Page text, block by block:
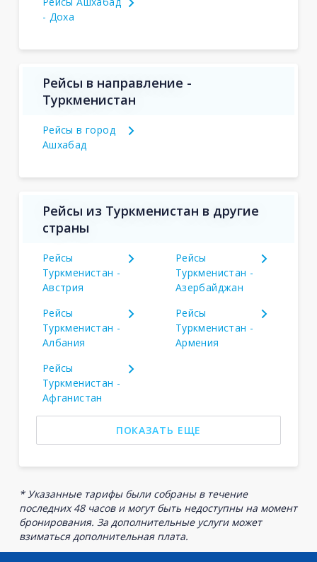
- Доха
Рейсы в направление -
Туркменистан
Рейсы в город
Ашхабад
Рейсы из Туркменистан в другие
страны
Рейсы
Туркменистан -
Австрия
Рейсы
Туркменистан -
Азербайджан
Рейсы
Туркменистан -
Албания
Рейсы
Туркменистан -
Армения
Рейсы
Туркменистан -
Афганистан
ПОКАЗАТЬ ЕЩЕ
* Указанные тарифы были собраны в течение
последних 48 часов и могут быть недоступны на момент
бронирования. За дополнительные услуги может
взиматься дополнительная плата.